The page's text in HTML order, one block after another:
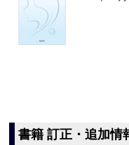
書籍 訂正・追加情